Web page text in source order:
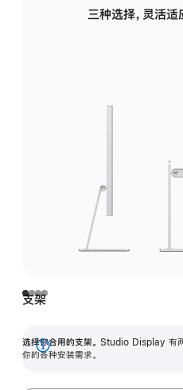
三种选择，灵活适
支架
选择你合用的支架。 Studio Display 有两
你的各种安装需求。
展